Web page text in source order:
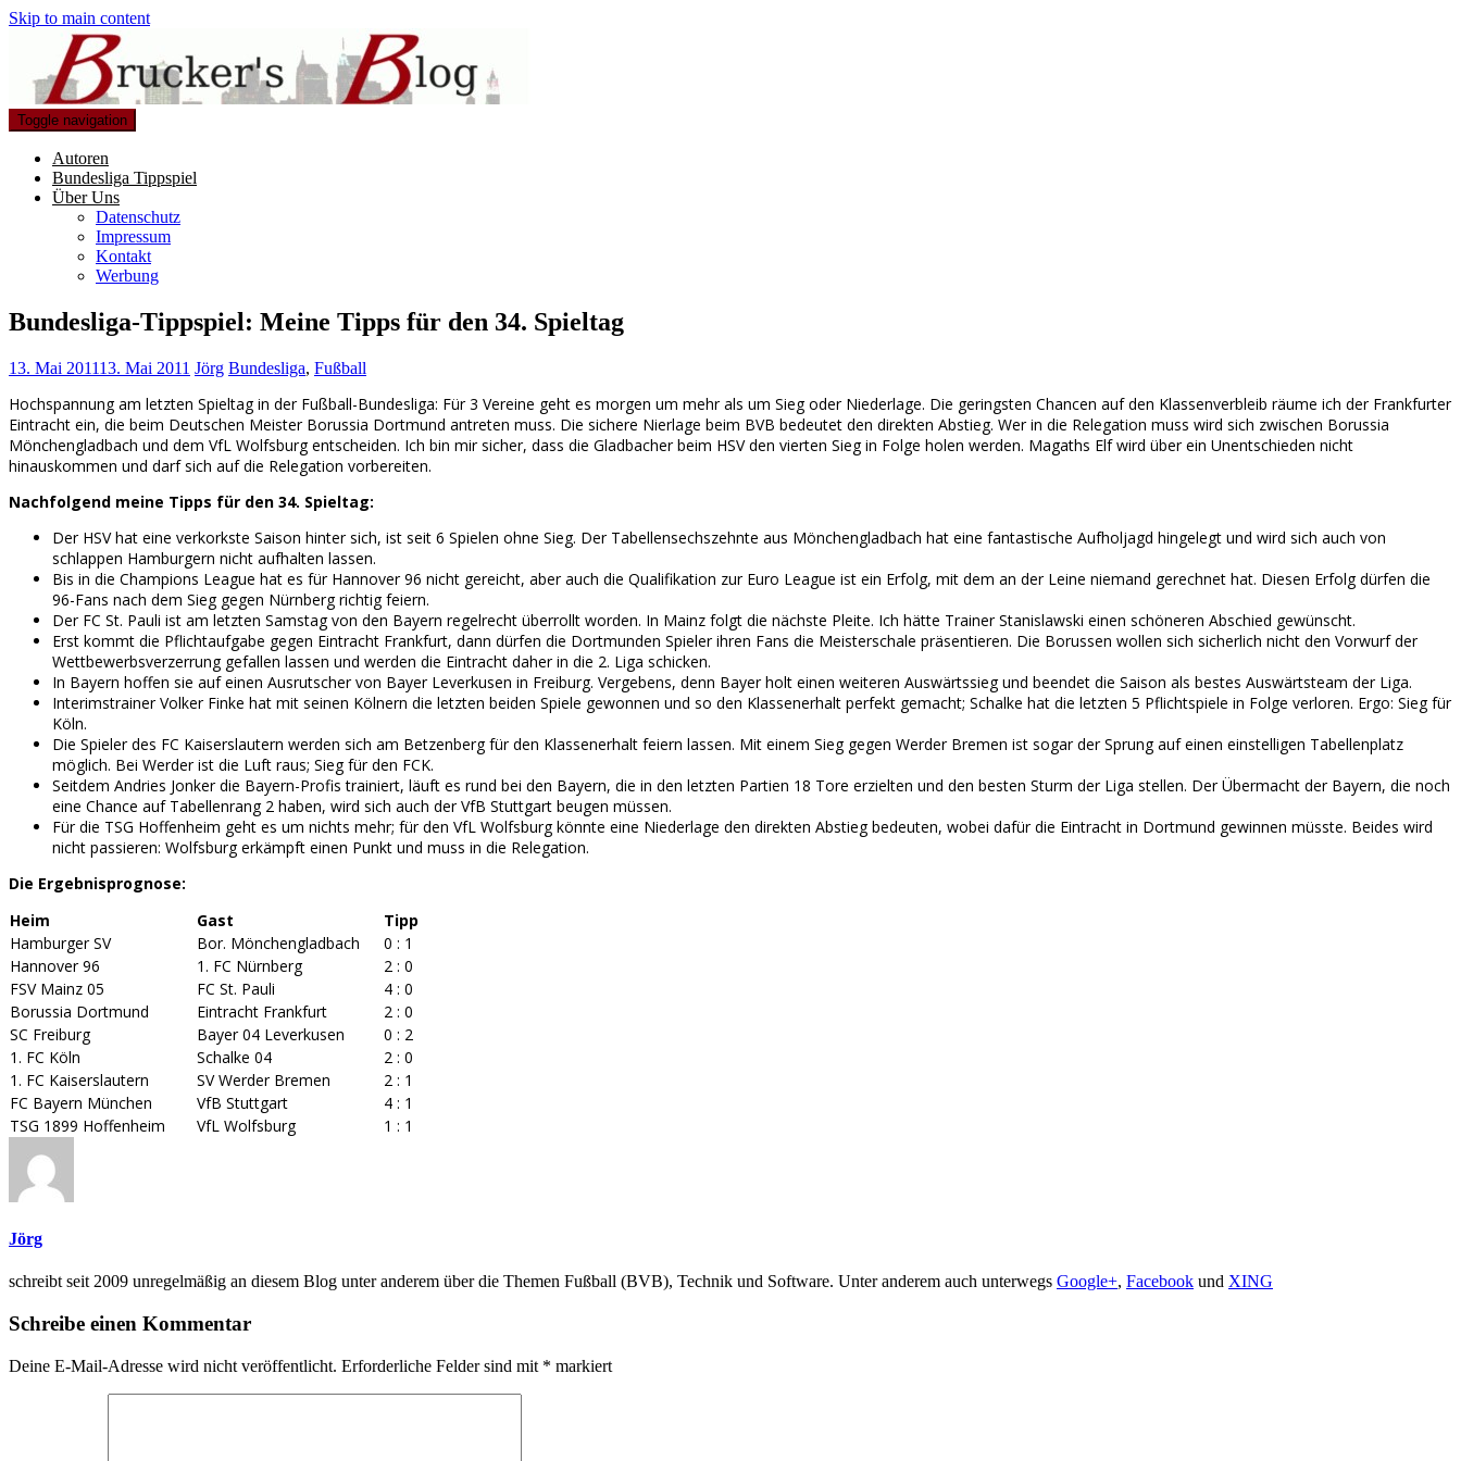
Skip to main content
Toggle navigation
Autoren
Bundesliga Tippspiel
Über Uns
Datenschutz
Impressum
Kontakt
Werbung
Bundesliga-Tippspiel: Meine Tipps für den 34. Spieltag
13. Mai 201113. Mai 2011 Jörg Bundesliga, Fußball
Hochspannung am letzten Spieltag in der Fußball-Bundesliga: Für 3 Vereine geht es morgen um mehr als um Sieg oder Niederlage. Die geringsten Chancen auf den Klassenverbleib räume ich der Frankfurter
Eintracht ein, die beim Deutschen Meister Borussia Dortmund antreten muss. Die sichere Nierlage beim BVB bedeutet den direkten Abstieg. Wer in die Relegation muss wird sich zwischen Borussia
Mönchengladbach und dem VfL Wolfsburg entscheiden. Ich bin mir sicher, dass die Gladbacher beim HSV den vierten Sieg in Folge holen werden. Magaths Elf wird über ein Unentschieden nicht
hinauskommen und darf sich auf die Relegation vorbereiten.
Nachfolgend meine Tipps für den 34. Spieltag:
Der HSV hat eine verkorkste Saison hinter sich, ist seit 6 Spielen ohne Sieg. Der Tabellensechszehnte aus Mönchengladbach hat eine fantastische Aufholjagd hingelegt und wird sich auch von
schlappen Hamburgern nicht aufhalten lassen.
Bis in die Champions League hat es für Hannover 96 nicht gereicht, aber auch die Qualifikation zur Euro League ist ein Erfolg, mit dem an der Leine niemand gerechnet hat. Diesen Erfolg dürfen die
96-Fans nach dem Sieg gegen Nürnberg richtig feiern.
Der FC St. Pauli ist am letzten Samstag von den Bayern regelrecht überrollt worden. In Mainz folgt die nächste Pleite. Ich hätte Trainer Stanislawski einen schöneren Abschied gewünscht.
Erst kommt die Pflichtaufgabe gegen Eintracht Frankfurt, dann dürfen die Dortmunden Spieler ihren Fans die Meisterschale präsentieren. Die Borussen wollen sich sicherlich nicht den Vorwurf der
Wettbewerbsverzerrung gefallen lassen und werden die Eintracht daher in die 2. Liga schicken.
In Bayern hoffen sie auf einen Ausrutscher von Bayer Leverkusen in Freiburg. Vergebens, denn Bayer holt einen weiteren Auswärtssieg und beendet die Saison als bestes Auswärtsteam der Liga.
Interimstrainer Volker Finke hat mit seinen Kölnern die letzten beiden Spiele gewonnen und so den Klassenerhalt perfekt gemacht; Schalke hat die letzten 5 Pflichtspiele in Folge verloren. Ergo: Sieg für
Köln.
Die Spieler des FC Kaiserslautern werden sich am Betzenberg für den Klassenerhalt feiern lassen. Mit einem Sieg gegen Werder Bremen ist sogar der Sprung auf einen einstelligen Tabellenplatz
möglich. Bei Werder ist die Luft raus; Sieg für den FCK.
Seitdem Andries Jonker die Bayern-Profis trainiert, läuft es rund bei den Bayern, die in den letzten Partien 18 Tore erzielten und den besten Sturm der Liga stellen. Der Übermacht der Bayern, die noch
eine Chance auf Tabellenrang 2 haben, wird sich auch der VfB Stuttgart beugen müssen.
Für die TSG Hoffenheim geht es um nichts mehr; für den VfL Wolfsburg könnte eine Niederlage den direkten Abstieg bedeuten, wobei dafür die Eintracht in Dortmund gewinnen müsste. Beides wird
nicht passieren: Wolfsburg erkämpft einen Punkt und muss in die Relegation.
Die Ergebnisprognose:
Heim
Gast
Tipp
Hamburger SV
Bor. Mönchengladbach
0 : 1
Hannover 96
1. FC Nürnberg
2 : 0
FSV Mainz 05
FC St. Pauli
4 : 0
Borussia Dortmund
Eintracht Frankfurt
2 : 0
SC Freiburg
Bayer 04 Leverkusen
0 : 2
1. FC Köln
Schalke 04
2 : 0
1. FC Kaiserslautern
SV Werder Bremen
2 : 1
FC Bayern München
VfB Stuttgart
4 : 1
TSG 1899 Hoffenheim
VfL Wolfsburg 1 : 1
Jörg
schreibt seit 2009 unregelmäßig an diesem Blog unter anderem über die Themen Fußball (BVB), Technik und Software. Unter anderem auch unterwegs Google+, Facebook und XING
Schreibe einen Kommentar
Deine E-Mail-Adresse wird nicht veröffentlicht. Erforderliche Felder sind mit * markiert